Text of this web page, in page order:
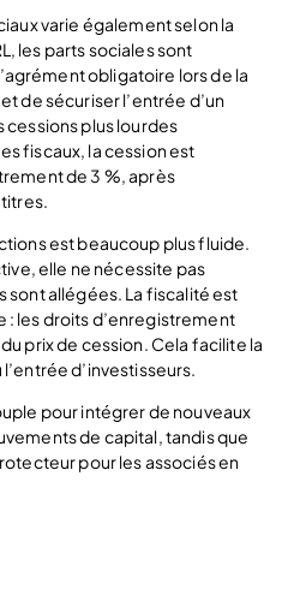
varie également selon la
les parts sociales sont
obligatoire lors de la
de sécuriser l’entrée d’un
cessions plus lourdes
fiscaux, la cession est
de 3 %, après
est beaucoup plus fluide.
elle ne nécessite pas
sont allégées. La fiscalité est
les droits d’enregistrement
prix de cession. Cela facilite la
d’investisseurs.
pour intégrer de nouveaux
de capital, tandis que
pour les associés en